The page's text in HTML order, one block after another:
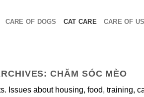
CARE OF DOGS CAT CARE CARE OF
CHĂM SÓC MÈO
Issues about housing, food, training,